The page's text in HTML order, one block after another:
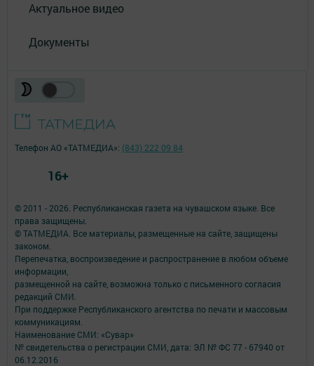
Актуальное видео
Документы
© 2011 - 2026. Республиканская газета на чувашском языке. Все
права защищены.
© ТАТМЕДИА. Все материалы, размещенные на сайте, защищены
законом.
Перепечатка, воспроизведение и распространение в любом объеме
информации,
размещенной на сайте, возможна только с письменного согласия
редакций СМИ.
При поддержке Республиканского агентства по печати и массовым
коммуникациям.
Наименование СМИ: «Сувар»
№ свидетельства о регистрации СМИ, дата: ЭЛ № ФС 77 - 67940 от
06.12.2016
Телефон АО «ТАТМЕДИА»: (843) 222 09 84
16+